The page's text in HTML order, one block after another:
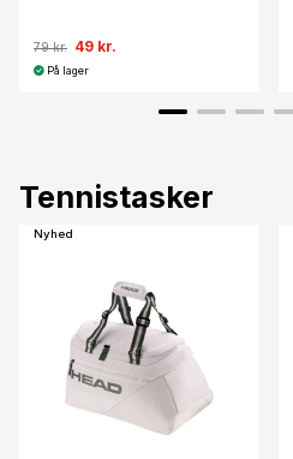
79 kr. 49 kr.
På lager
Tennistasker
Nyhed